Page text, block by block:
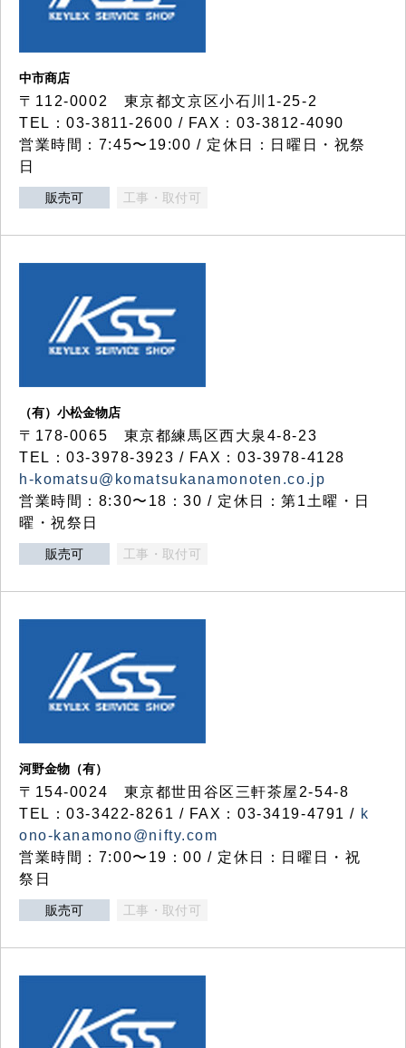
中市商店
〒112-0002 東京都文京区小石川1-25-2
TEL：03-3811-2600 / FAX：03-3812-4090
営業時間：7:45〜19:00 / 定休日：日曜日・祝祭
日
販売可 工事・取付可
（有）小松金物店
〒178-0065 東京都練馬区西大泉4-8-23
TEL：03-3978-3923 / FAX：03-3978-4128
h-komatsu@komatsukanamonoten.co.jp
営業時間：8:30〜18：30 / 定休日：第1土曜・日
曜・祝祭日
販売可 工事・取付可
河野金物（有）
〒154-0024 東京都世田谷区三軒茶屋2-54-8
TEL：03-3422-8261 / FAX：03-3419-4791 / k
ono-kanamono@nifty.com
営業時間：7:00〜19：00 / 定休日：日曜日・祝
祭日
販売可 工事・取付可